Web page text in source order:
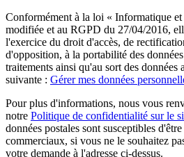
Conformément à la loi « Informatique
modifiée et au RGPD du 27/04/2016,
l'exercice du droit d'accès, de
d'opposition, à la portabilité des
traitements ainsi qu'au sort des données
suivante : Gérer mes données
Pour plus d'informations, nous vous
notre Politique de confidentialité sur le
données postales sont susceptibles
commerciaux, si vous ne le souhaitez
votre demande à l'adresse ci-dessus.